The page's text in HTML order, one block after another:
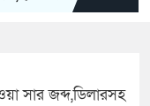
সার জব্দ,ডিলারসহ